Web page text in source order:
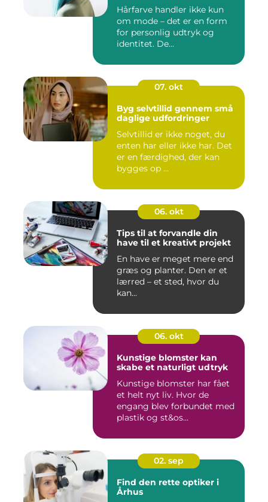
Hårfarve handler ikke kun
om mode – det er en form
for personlig udtryk og
identitet. De...
07. okt
Byg selvtillid gennem små
daglige udfordringer
Selvtillid er ikke noget, du
enten har eller ikke har. Det
er en færdighed, der kan
bygges op ...
06. okt
Tips til at forvandle din
have til et kreativt projekt
En have er meget mere end
græs og planter. Den er et
lærred – et sted, hvor du
kan...
06. okt
Kunstige blomster kan
skabe et naturligt udtryk
Kunstige blomster har fået
et helt nyt liv. Hvor de
engang blev forbundet med
plastik og st&os...
02. sep
Find den rette optiker i
Århus